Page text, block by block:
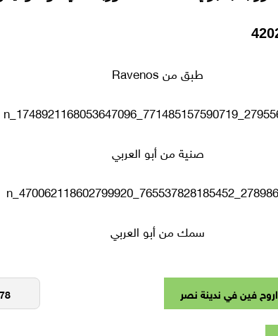
طبق من Ravenos
صنية من أبو العربي
سمك من أبو العربي
اروح فين في ندينة نصر